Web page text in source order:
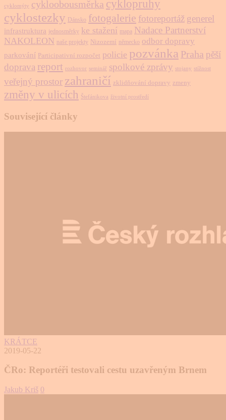
cyklomýty cykloobousměrka cyklopruhy
cyklostezky Dánsko fotogalerie fotoreportáž generel
infrastruktura jednosměrky ke stažení mapa Nadace Partnerství
NAKOLEON naše projekty Nizozemí německo odbor dopravy
parkování Participativní rozpočet policie pozvánka Praha pěší
doprava report rozhovor seminář spolkové zprávy stojany stížnost
veřejný prostor zahraničí zklidňování dopravy zmeny
změny v ulicích Štefánikova životní prostředí
Související články
KRÁTCE
2019-05-22
ČRo: Reportéři testovali cestu uzavřeným Brnem
Jakub Kriš 0